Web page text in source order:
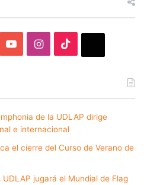
YouTubeInstagram
de la UDLAP dirige
e internacional
el cierre del Curso de Verano de
jugará el Mundial de Flag